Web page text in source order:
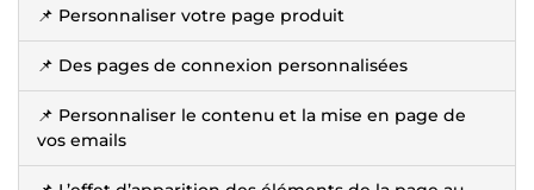
📌 Personnaliser votre page produit
📌 Des pages de connexion personnalisées
📌 Personnaliser le contenu et la mise en page de
vos emails